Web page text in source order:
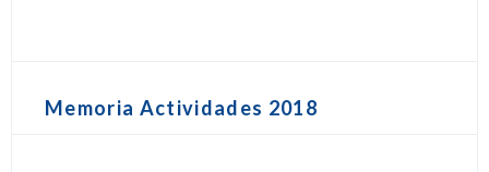
Memoria Actividades 2018